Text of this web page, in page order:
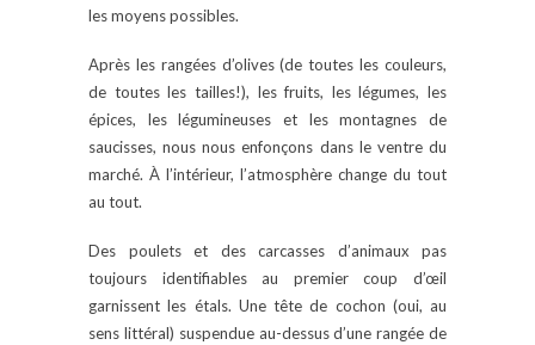
les moyens possibles.
Après les rangées d’olives (de toutes les couleurs,
de toutes les tailles!), les fruits, les légumes, les
épices, les légumineuses et les montagnes de
saucisses, nous nous enfonçons dans le ventre du
marché. À l’intérieur, l’atmosphère change du tout
au tout.
Des poulets et des carcasses d’animaux pas
toujours identifiables au premier coup d’œil
garnissent les étals. Une tête de cochon (oui, au
sens littéral) suspendue au-dessus d’une rangée de